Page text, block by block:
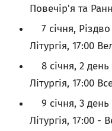
Повечір'я та
7 січня,
Літургія, 17:00
8 січня, 2 день
Літургія, 17:00
9 січня, 3
Літургія, 17:00 -